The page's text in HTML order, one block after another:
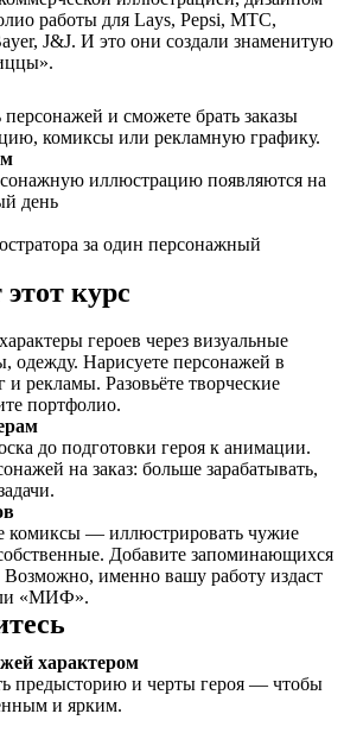
работы для Lays, Pepsi, МТС,
J&J. И это они создали знаменитую
и сможете брать заказы
комиксы или рекламную графику.
иллюстрацию появляются на
день
за один персонажный
курс
героев через визуальные
одежду. Нарисуете персонажей в
и рекламы. Разовьёте творческие
портфолио.
до подготовки героя к анимации.
на заказ: больше зарабатывать,
комиксы — иллюстрировать чужие
Добавите запоминающихся
Возможно, именно вашу работу издаст
«МИФ».
характером
предысторию и черты героя — чтобы
и ярким.